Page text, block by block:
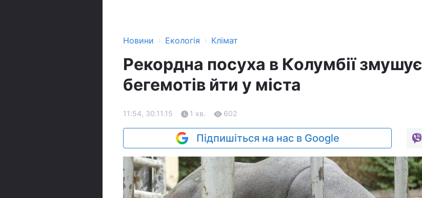
Новини › Екологія › Клімат
Рекордна посуха в Колумбії змушує
бегемотів йти у міста
11:54, 30.11.15 1 хв. 602
Підпишіться на нас в Google